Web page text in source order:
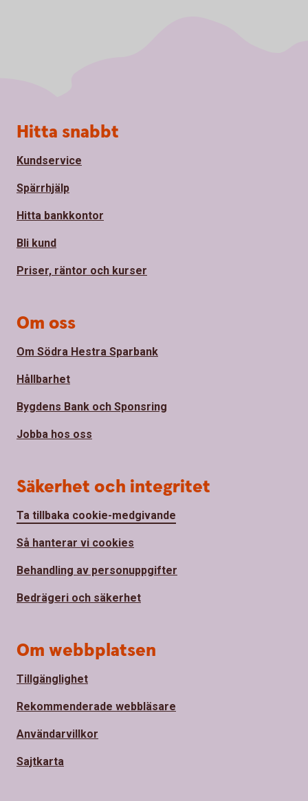
Sidfot
Hitta snabbt
Kundservice
Spärrhjälp
Hitta bankkontor
Bli kund
Priser, räntor och kurser
Om oss
Om Södra Hestra Sparbank
Hållbarhet
Bygdens Bank och Sponsring
Jobba hos oss
Säkerhet och integritet
Ta tillbaka cookie-medgivande
Så hanterar vi cookies
Behandling av personuppgifter
Bedrägeri och säkerhet
Om webbplatsen
Tillgänglighet
Rekommenderade webbläsare
Användarvillkor
Sajtkarta